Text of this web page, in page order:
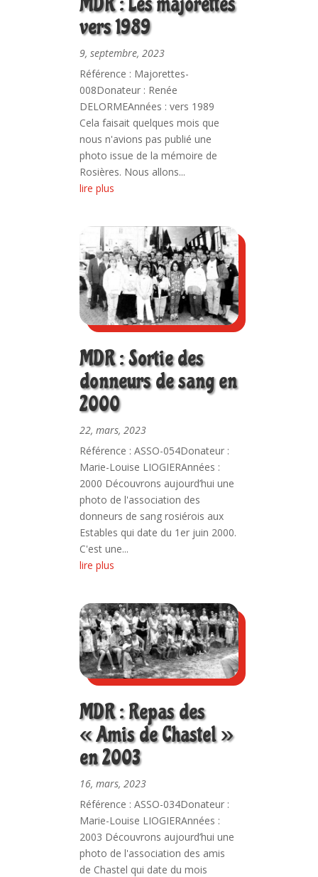
vers 1989
9, septembre, 2023
Référence : Majorettes-
008Donateur : Renée
DELORMEAnnées : vers 1989
Cela faisait quelques mois que
nous n'avions pas publié une
photo issue de la mémoire de
Rosières. Nous allons...
lire plus
MDR : Sortie des
donneurs de sang en
2000
22, mars, 2023
Référence : ASSO-054Donateur :
Marie-Louise LIOGIERAnnées :
2000 Découvrons aujourd’hui une
photo de l'association des
donneurs de sang rosiérois aux
Estables qui date du 1er juin 2000.
C'est une...
lire plus
MDR : Repas des
« Amis de Chastel »
en 2003
16, mars, 2023
Référence : ASSO-034Donateur :
Marie-Louise LIOGIERAnnées :
2003 Découvrons aujourd’hui une
photo de l'association des amis
de Chastel qui date du mois